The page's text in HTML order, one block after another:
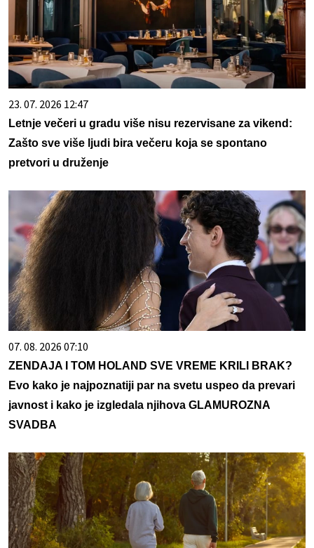
23. 07. 2026 12:47
Letnje večeri u gradu više nisu rezervisane za vikend:
Zašto sve više ljudi bira večeru koja se spontano
pretvori u druženje
07. 08. 2026 07:10
ZENDAJA I TOM HOLAND SVE VREME KRILI BRAK?
Evo kako je najpoznatiji par na svetu uspeo da prevari
javnost i kako je izgledala njihova GLAMUROZNA
SVADBA